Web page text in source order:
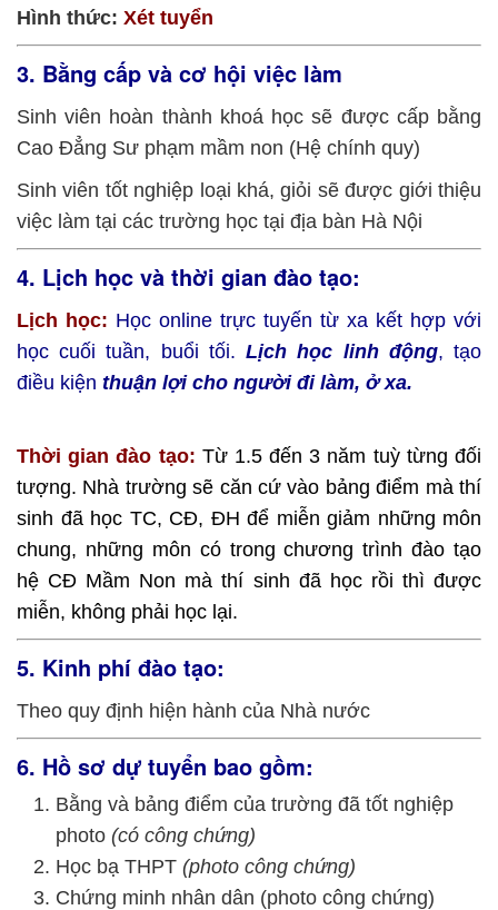
Hình thức: Xét tuyển
3. Bằng cấp và cơ hội việc làm
Sinh viên hoàn thành khoá học sẽ được cấp bằng
Cao Đẳng Sư phạm mầm non (Hệ chính quy)
Sinh viên tốt nghiệp loại khá, giỏi sẽ được giới thiệu
việc làm tại các trường học tại địa bàn Hà Nội
4. Lịch học và thời gian đào tạo:
Lịch học: Học online trực tuyến từ xa kết hợp với
học cuối tuần, buổi tối.Lịch học linh động, tạo
điều kiện thuận lợi cho người đi làm, ở xa.
Thời gian đào tạo: Từ 1.5 đến 3 năm tuỳ từng đối
tượng. Nhà trường sẽ căn cứ vào bảng điểm mà thí
sinh đã học TC, CĐ, ĐH để miễn giảm những môn
chung, những môn có trong chương trình đào tạo
hệ CĐ Mầm Non mà thí sinh đã học rồi thì được
miễn, không phải học lại.
5. Kinh phí đào tạo:
Theo quy định hiện hành của Nhà nước
6. Hồ sơ dự tuyển bao gồm:
Bằng và bảng điểm của trường đã tốt nghiệp
photo (có công chứng)
Học bạ THPT (photo công chứng)
Chứng minh nhân dân (photo công chứng)